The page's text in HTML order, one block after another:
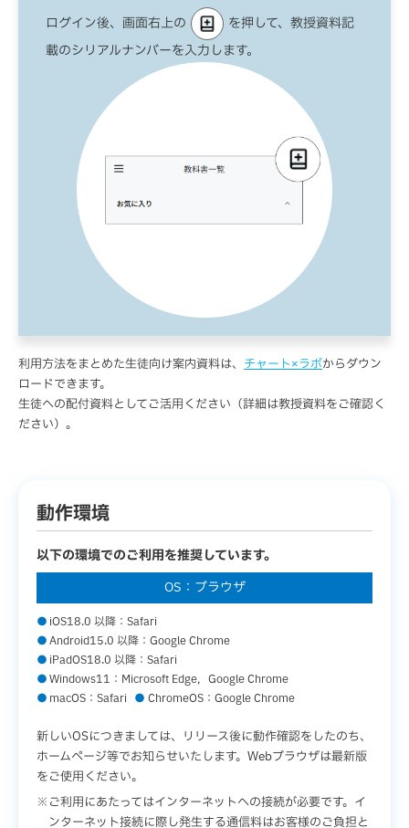
ログイン後、画面右上の
を押して、教授資料記
載のシリアルナンバーを入力します。
利用方法をまとめた生徒向け案内資料は、 チャート×ラボからダウン
ロードできます。
生徒への配付資料としてご活用ください（詳細は教授資料をご確認く
ださい）。
動作環境
以下の環境でのご利用を推奨しています。
OS：ブラウザ
iOS18.0 以降：Safari
Android15.0 以降：Google Chrome
iPadOS18.0 以降：Safari
Windows11：Microsoft Edge，Google Chrome
macOS：Safari
ChromeOS：Google Chrome
新しいOSにつきましては、リリース後に動作確認をしたのち、
ホームページ等でお知らせいたします。 Webブラウザは最新版
をご使用ください。
ご利用にあたってはインターネットへの接続が必要です。イ
ンターネット接続に際し発生する通信料はお客様のご負担と